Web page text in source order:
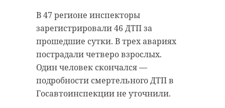
В 47 регионе инспекторы
зарегистрировали 46 ДТП за
прошедшие сутки. В трех авариях
пострадали четверо взрослых.
Один человек скончался —
подробности смертельного ДТП в
Госавтоинспекции не уточнили.
регионов России — поисковиков,
ветеранов движения,
представителей патриотических
клубов и молодежных
объединений.
В ходе открытия акции участники
находившихся в федеральном
розыске. Один из них - 39-летний
житель Ленинградской области.
Мужчина уклонялся от явки в
судебные органы Санкт-
Петербурга. Как уточнили в